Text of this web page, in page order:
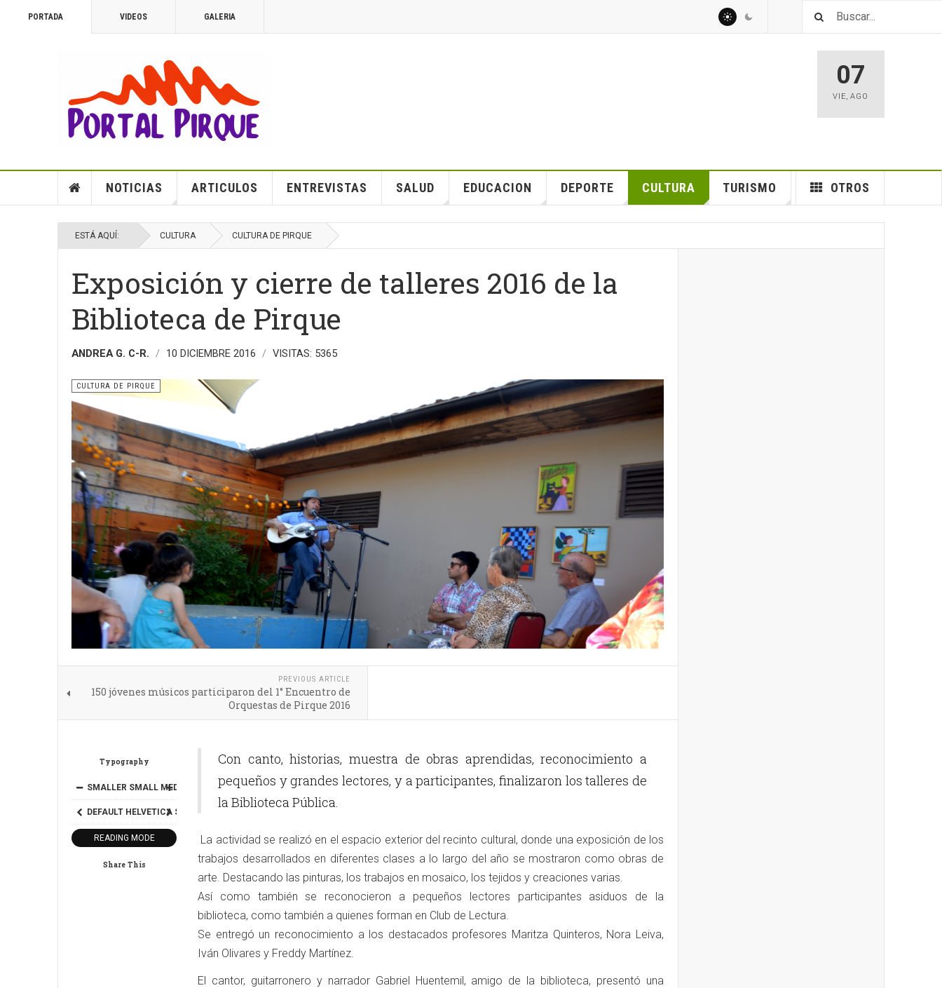
PORTADA VIDEOS GALERIA
07
VIE,AGO
NOTICIAS ARTICULOS ENTREVISTAS SALUD EDUCACION DEPORTE CULTURA TURISMO OTROS
ESTÁ AQUÍ: CULTURA CULTURA DE PIRQUE
Exposición y cierre de talleres 2016 de la
Biblioteca de Pirque
ANDREA G. C-R. 10 DICIEMBRE 2016 VISITAS: 5365
CULTURA DE PIRQUE
PREVIOUS ARTICLE
150 jóvenes músicos participaron del 1° Encuentro de
Orquestas de Pirque 2016
Typography
SMALLER SMALL MEDIUM BIGGER
DEFAULT HELVETICA SEGOE
READING MODE
Share This
Con canto, historias, muestra de obras aprendidas, reconocimiento a
pequeños y grandes lectores, y a participantes, finalizaron los talleres de
la Biblioteca Pública.
La actividad se realizó en el espacio exterior del recinto cultural, donde una exposición de los
trabajos desarrollados en diferentes clases a lo largo del año se mostraron como obras de
arte. Destacando las pinturas, los trabajos en mosaico, los tejidos y creaciones varias.
Así como también se reconocieron a pequeños lectores participantes asiduos de la
biblioteca, como también a quienes forman en Club de Lectura.
Se entregó un reconocimiento a los destacados profesores Maritza Quinteros, Nora Leiva,
Iván Olivares y Freddy Martínez.
El cantor, guitarronero y narrador Gabriel Huentemil, amigo de la biblioteca, presentó una